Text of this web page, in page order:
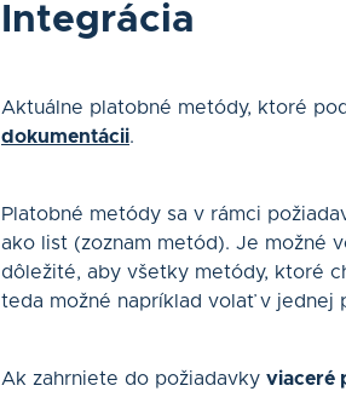
Integrácia
Aktuálne platobné metódy, ktoré
dokumentácii.
Platobné metódy sa v rámci
ako list (zoznam metód). Je možné
dôležité, aby všetky metódy, ktoré
teda možné napríklad volať v jednej
Ak zahrniete do požiadavky viaceré